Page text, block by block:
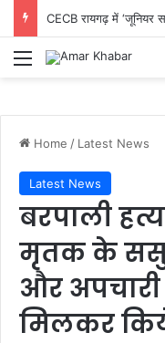
Menu
Home / Latest News
Latest News
बरपाली
मृतक के
और
मिलकर